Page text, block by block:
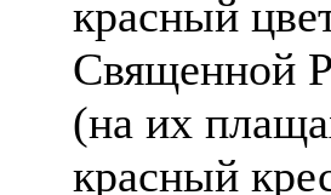
красный
Священной
(на их
красный